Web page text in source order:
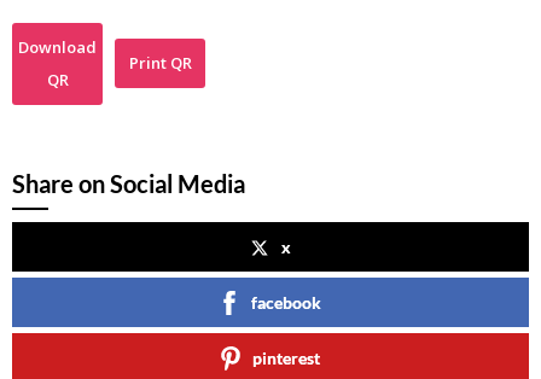
Download
QR
Print QR
Share on Social Media
x
facebook
pinterest